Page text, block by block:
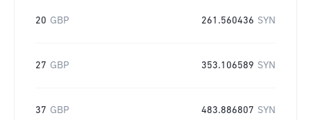
20 GBP 261.560436 SYN
27 GBP 353.106589 SYN
37 GBP 483.886807 SYN